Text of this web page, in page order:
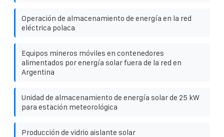
Operación de almacenamiento de energía en la red
eléctrica polaca
Equipos mineros móviles en contenedores
alimentados por energía solar fuera de la red en
Argentina
Unidad de almacenamiento de energía solar de 25 kW
para estación meteorológica
Producción de vidrio aislante solar